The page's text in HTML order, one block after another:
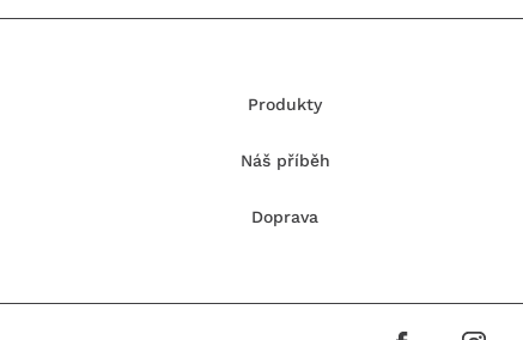
Produkty
Náš příběh
Doprava